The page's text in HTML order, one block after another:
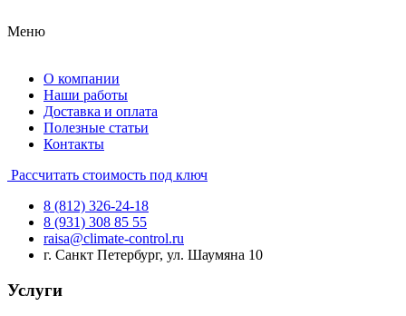
Меню
О компании
Наши работы
Доставка и оплата
Полезные статьи
Контакты
Рассчитать стоимость под ключ
8 (812) 326-24-18
8 (931) 308 85 55
raisa@climate-control.ru
г. Санкт Петербург, ул. Шаумяна 10
Услуги